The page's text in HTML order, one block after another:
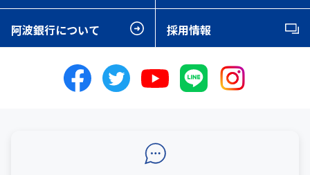
阿波銀行について 採用情報